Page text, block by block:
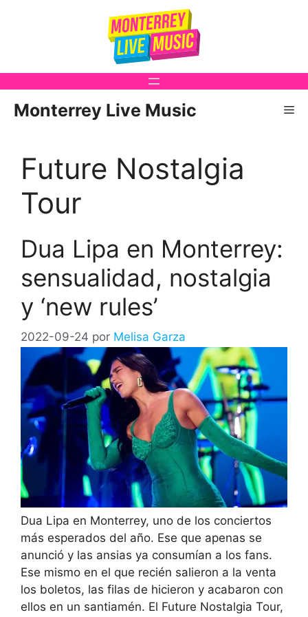
Monterrey Live Music
Future Nostalgia
Tour
Dua Lipa en Monterrey:
sensualidad, nostalgia
y ‘new rules’
2022-09-24 por Melisa Garza
Dua Lipa en Monterrey, uno de los conciertos
más esperados del año. Ese que apenas se
anunció y las ansias ya consumían a los fans.
Ese mismo en el que recién salieron a la venta
los boletos, las filas de hicieron y acabaron con
ellos en un santiamén. El Future Nostalgia Tour,